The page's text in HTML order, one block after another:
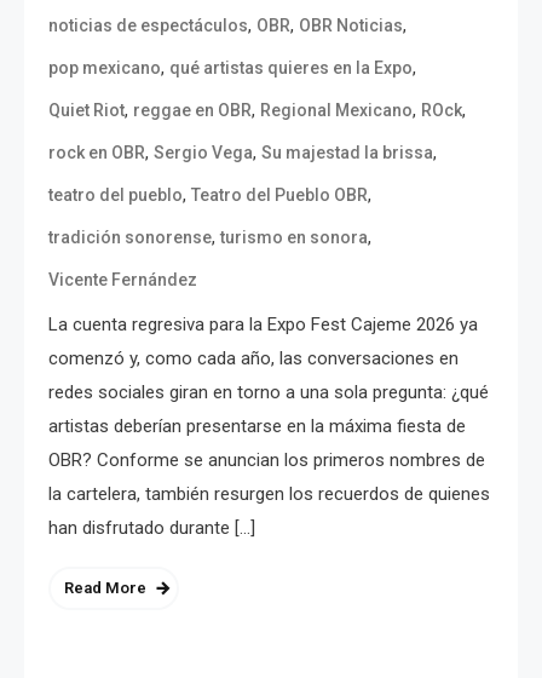
noticias de espectáculos, OBR, OBR Noticias,
pop mexicano, qué artistas quieres en la Expo,
Quiet Riot, reggae en OBR, Regional Mexicano, ROck,
rock en OBR, Sergio Vega, Su majestad la brissa,
teatro del pueblo, Teatro del Pueblo OBR,
tradición sonorense,turismo en sonora,
Vicente Fernández
La cuenta regresiva para la Expo Fest Cajeme 2026 ya
comenzó y, como cada año, las conversaciones en
redes sociales giran en torno a una sola pregunta: ¿qué
artistas deberían presentarse en la máxima fiesta de
OBR? Conforme se anuncian los primeros nombres de
la cartelera, también resurgen los recuerdos de quienes
han disfrutado durante […]
Read More